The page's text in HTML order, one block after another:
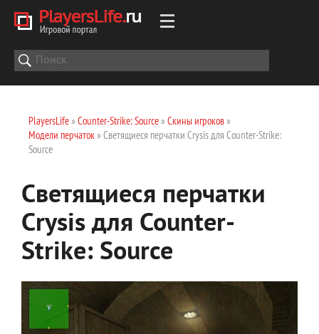
PlayersLife» Counter-Strike: Source» Скины игроков»
Модели перчаток» Светящиеся перчатки Crysis для Counter-Strike:
Source
Светящиеся перчатки
Crysis для Counter-
Strike: Source